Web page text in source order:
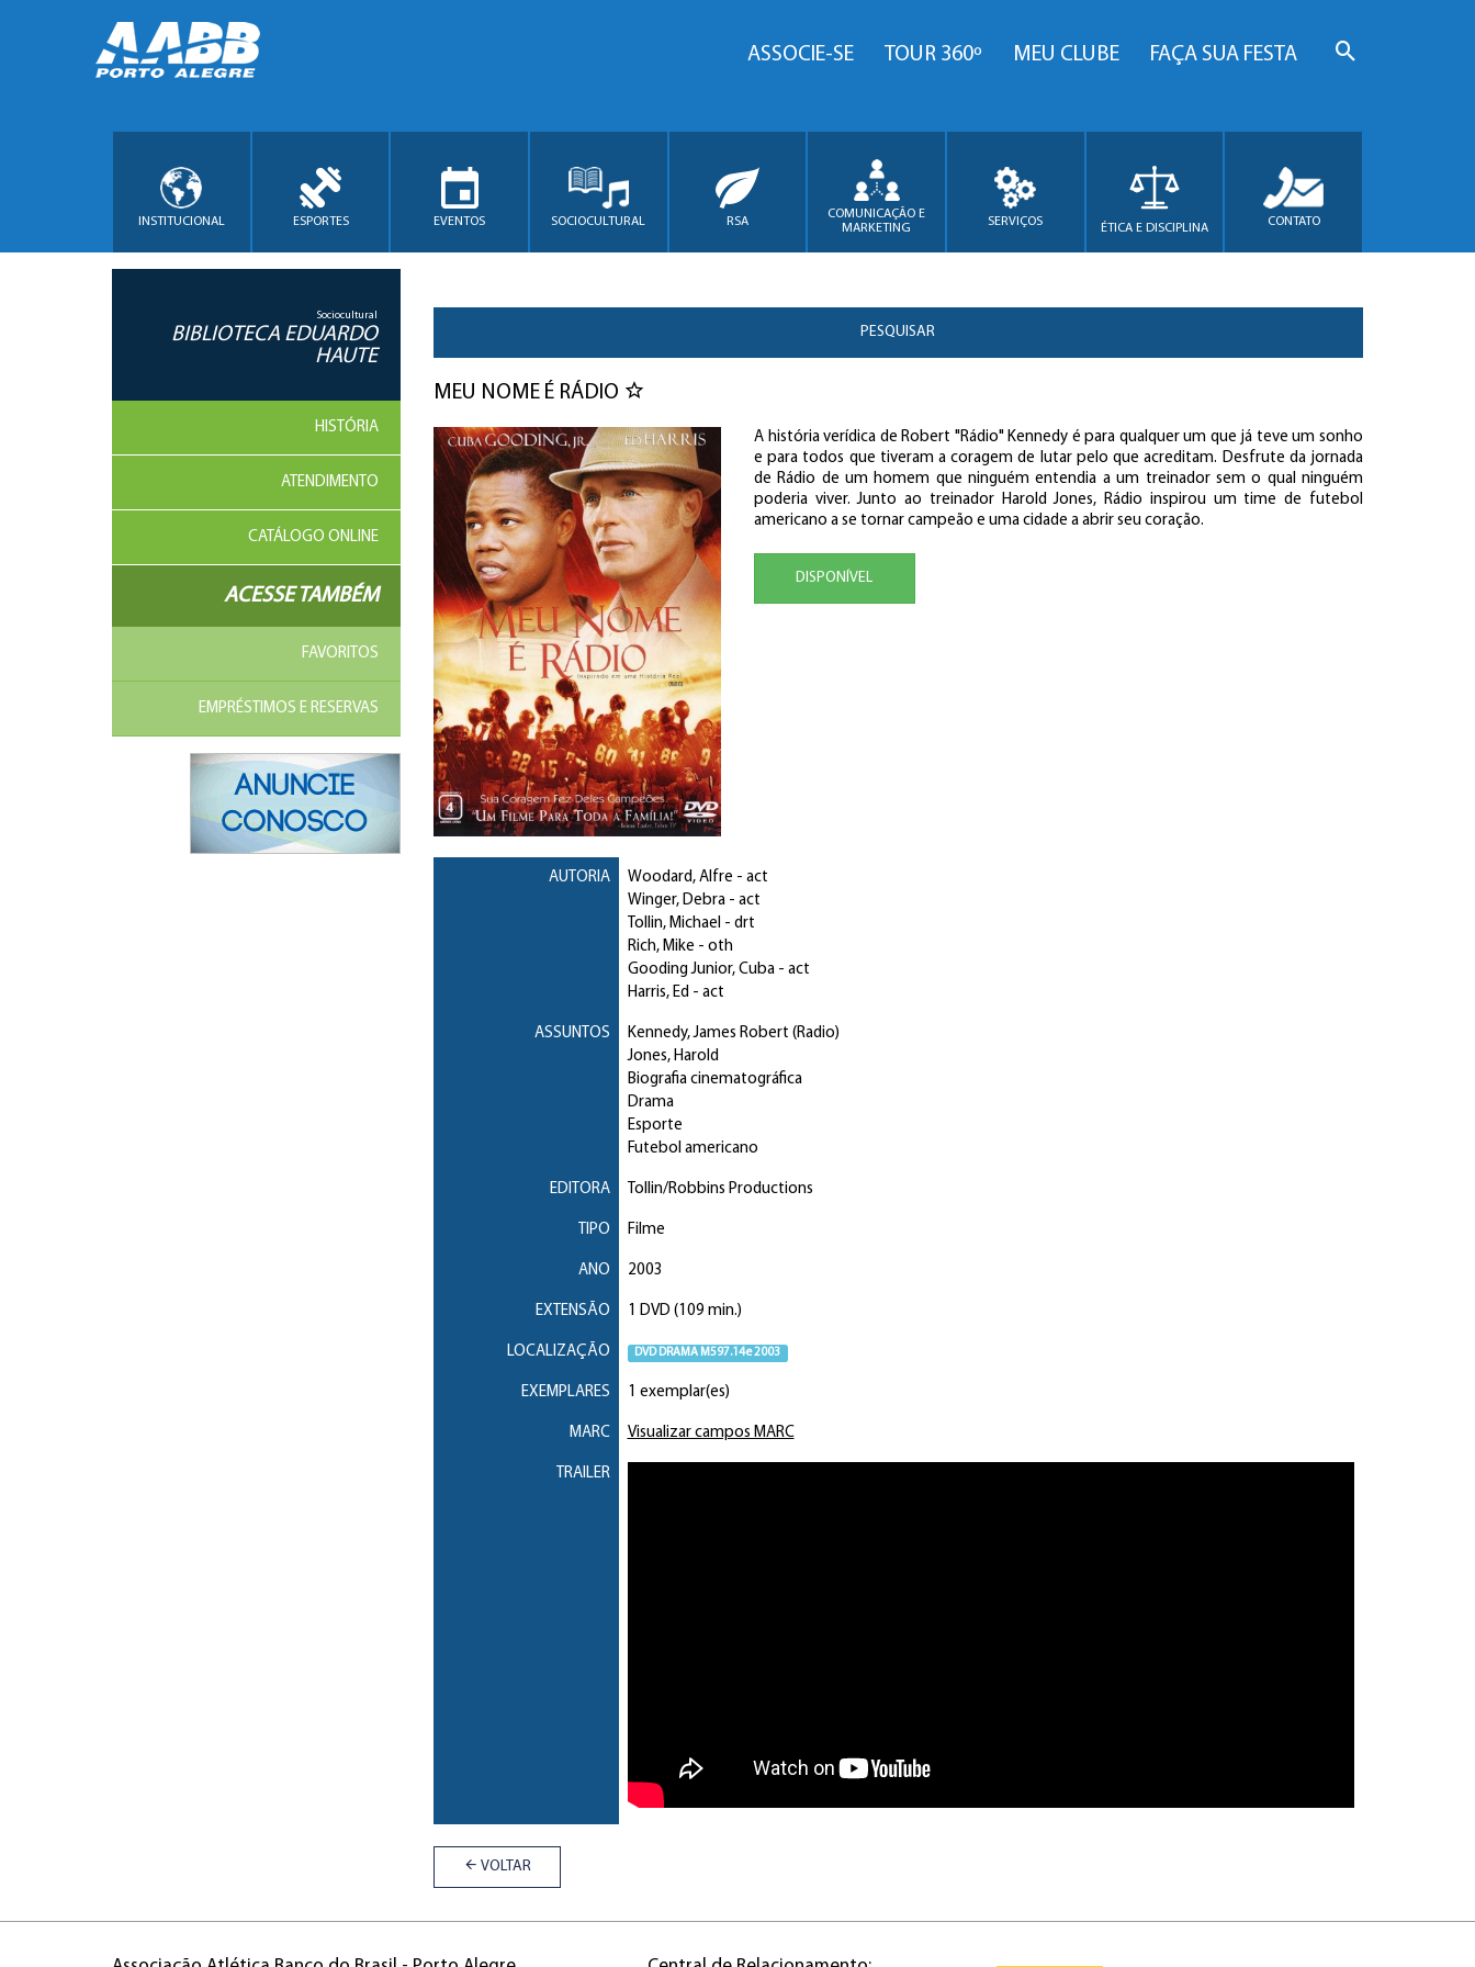
ASSOCIE-SE TOUR 360º MEU CLUBE FAÇA SUA FESTA
INSTITUCIONAL ESPORTES EVENTOS SOCIOCULTURAL RSA
COMUNICAÇÃO E
MARKETING
SERVIÇOS ÉTICA E DISCIPLINA CONTATO
Sociocultural
BIBLIOTECA EDUARDO
HAUTE
HISTÓRIA
ATENDIMENTO
CATÁLOGO ONLINE
ACESSE TAMBÉM
FAVORITOS
EMPRÉSTIMOS E RESERVAS
PESQUISAR
MEU NOME É RÁDIO
A história verídica de Robert "Rádio" Kennedy é para qualquer um que já teve um sonho
e para todos que tiveram a coragem de lutar pelo que acreditam. Desfrute da jornada
de Rádio de um homem que ninguém entendia a um treinador sem o qual ninguém
poderia viver. Junto ao treinador Harold Jones, Rádio inspirou um time de futebol
americano a se tornar campeão e uma cidade a abrir seu coração.
DISPONÍVEL
AUTORIA Woodard, Alfre - act
Winger, Debra- act
Tollin, Michael - drt
Rich, Mike - oth
Gooding Junior, Cuba- act
Harris, Ed - act
ASSUNTOS
Kennedy, James Robert (Radio)
Jones, Harold
Biografia cinematográfica
Drama
Esporte
Futebol americano
EDITORA Tollin/Robbins Productions
TIPO Filme
ANO 2003
EXTENSÃO 1 DVD (109 min.)
LOCALIZAÇÃO DVD DRAMA M597.14e 2003
EXEMPLARES 1 exemplar(es)
MARC Visualizar campos MARC
TRAILER
VOLTAR